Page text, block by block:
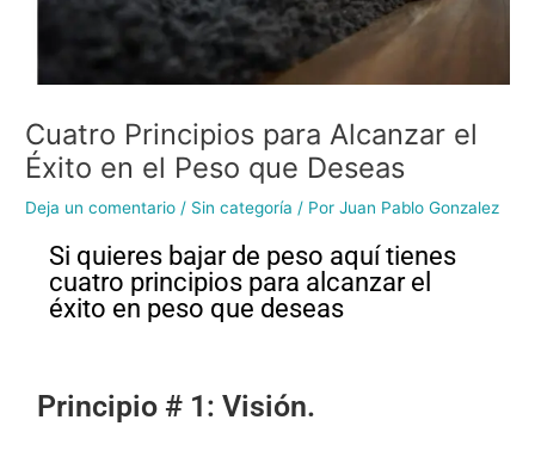
Cuatro Principios para Alcanzar el
Éxito en el Peso que Deseas
Deja un comentario / Sin categoría / PorJuan Pablo Gonzalez
Si quieres bajar de peso aquí tienes
cuatro principios para alcanzar el
éxito en peso que deseas
Principio # 1: Visión.